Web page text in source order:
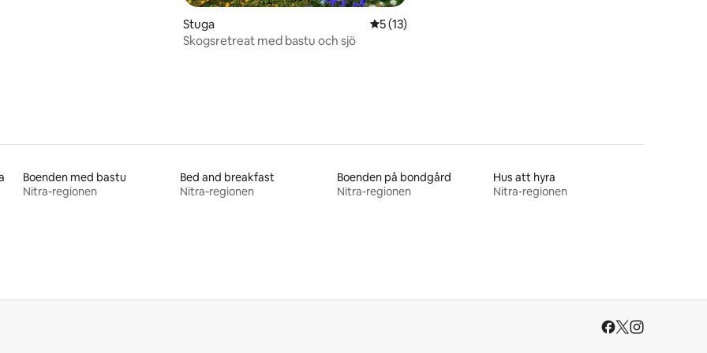
Stuga 5 av 5 i genomsnittligt betyg, 13 omdömen
5 (13)
Skogsretreat med bastu och sjö
Boenden med bastu
Nitra-regionen
Bed and breakfast
Nitra-regionen
Boenden på bondgård
Nitra-regionen
Hus att hyra
Nitra-regionen